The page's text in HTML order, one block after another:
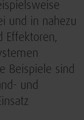
und in nahezu
Effektoren,
Beispiele sind
und